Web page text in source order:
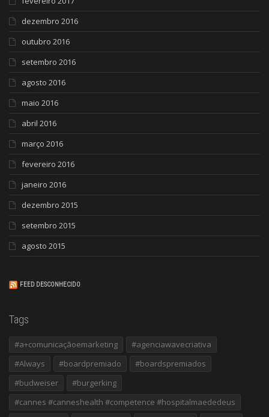
dezembro 2016
outubro 2016
setembro 2016
agosto 2016
maio 2016
abril 2016
março 2016
fevereiro 2016
janeiro 2016
dezembro 2015
setembro 2015
agosto 2015
FEED DESCONHECIDO
Tags
#a+comunicaçãoemarketing
#agenciawavecriativa
#Always
#boardpremiado
#boardspremiados
#budweiser
#burgerking
#cannes #canneshealth #competence #hospitalmaededeus